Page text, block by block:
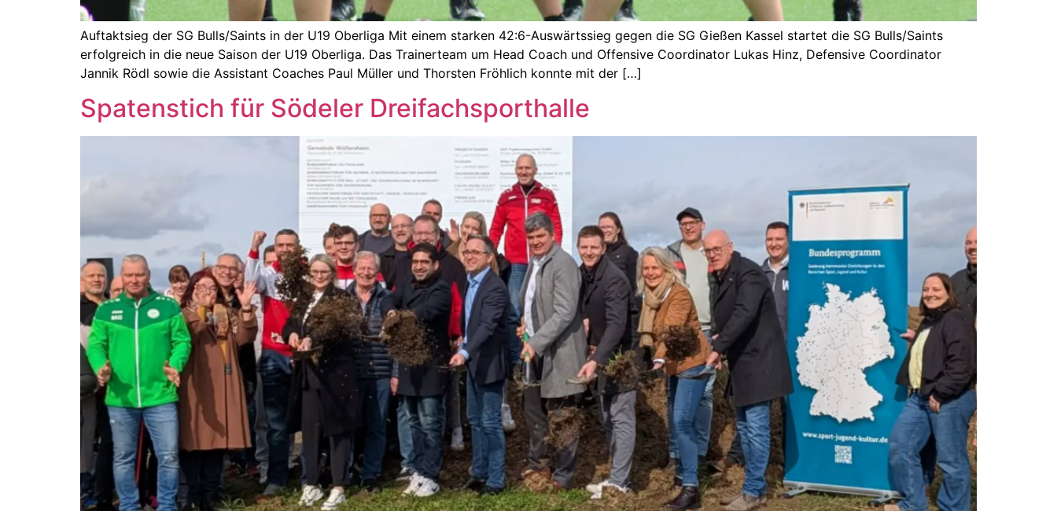
Auftaktsieg der SG Bulls/Saints in der U19 Oberliga Mit einem starken 42:6-Auswärtssieg gegen die SG Gießen Kassel startet die SG Bulls/Saints
erfolgreich in die neue Saison der U19 Oberliga. Das Trainerteam um Head Coach und Offensive Coordinator Lukas Hinz, Defensive Coordinator
Jannik Rödl sowie die Assistant Coaches Paul Müller und Thorsten Fröhlich konnte mit der […]
Spatenstich für Södeler Dreifachsporthalle